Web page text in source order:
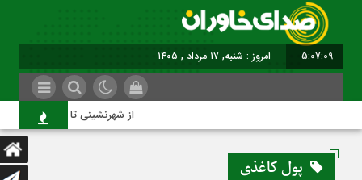
5:07:10 امروز : شنبه, ۱۷ مرداد , ۱۴۰۵
از شهرنشینی تا شهروندی
پول کاغذی